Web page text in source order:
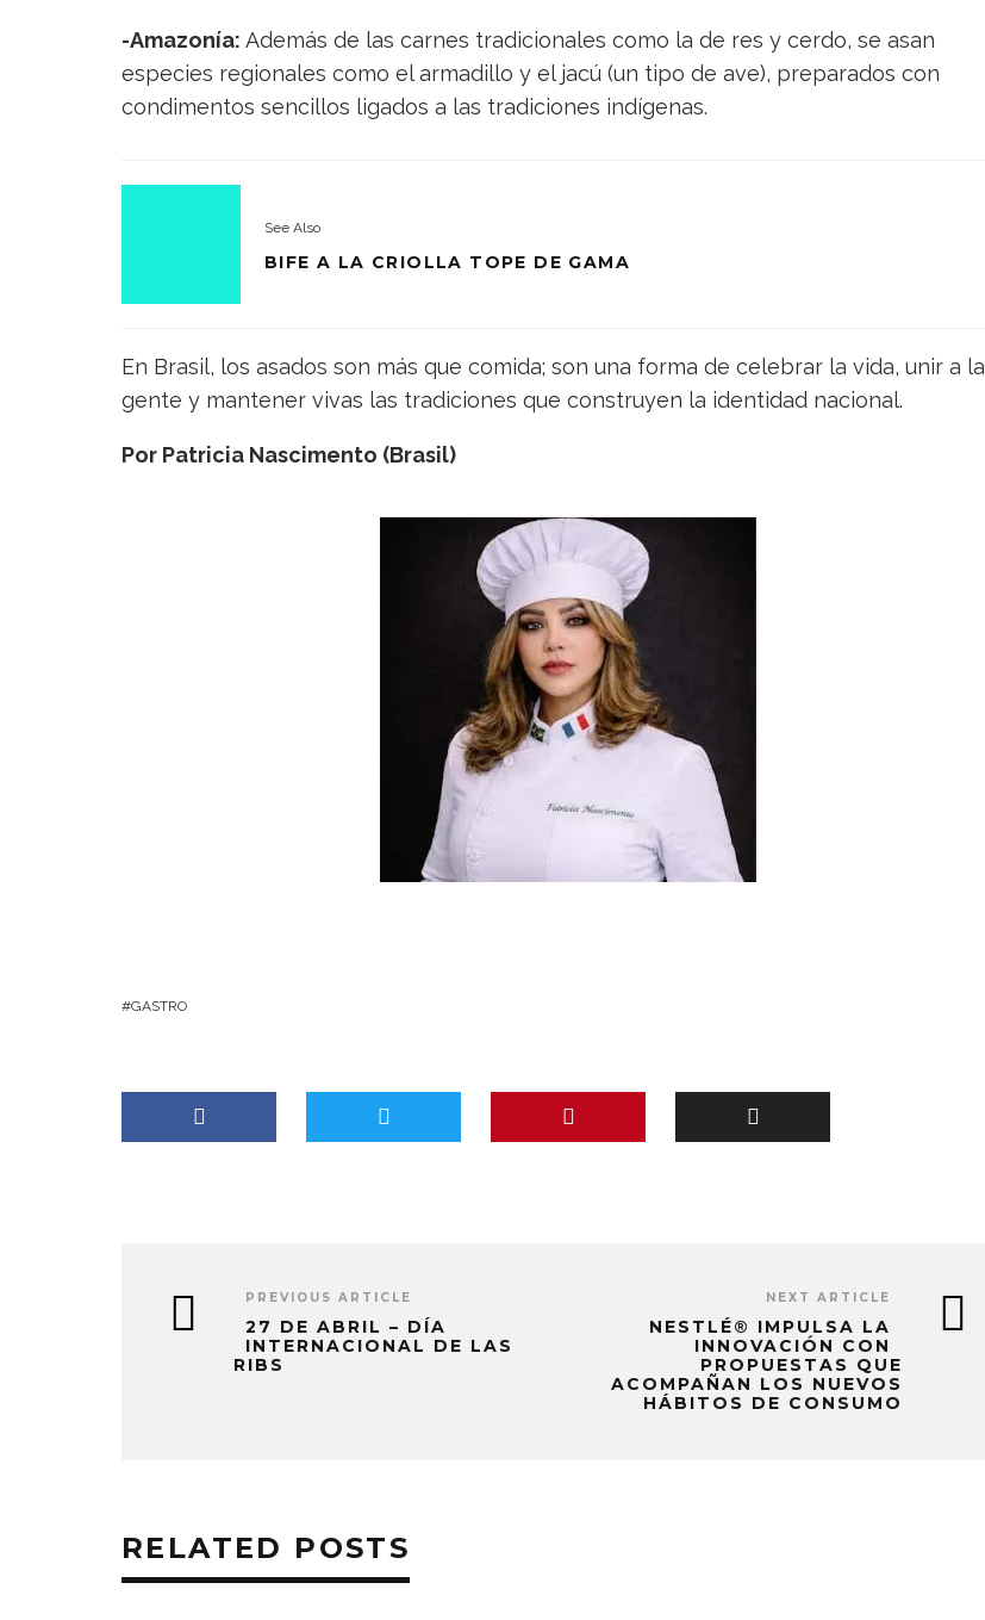
-Amazonía: Además de las carnes tradicionales como la de res y cerdo, se asan
especies regionales como el armadillo y el jacú (un tipo de ave), preparados con
condimentos sencillos ligados a las tradiciones indígenas.
See Also
BIFE A LA CRIOLLA TOPE DE GAMA
En Brasil, los asados son más que comida; son una forma de celebrar la vida, unir a la
gente y mantener vivas las tradiciones que construyen la identidad nacional.
Por Patricia Nascimento (Brasil)
GASTRO
PREVIOUS ARTICLE
27 DE ABRIL – DÍA
INTERNACIONAL DE LAS
RIBS
NEXT ARTICLE
NESTLÉ® IMPULSA LA
INNOVACIÓN CON
PROPUESTAS QUE
ACOMPAÑAN LOS NUEVOS
HÁBITOS DE CONSUMO
RELATED POSTS